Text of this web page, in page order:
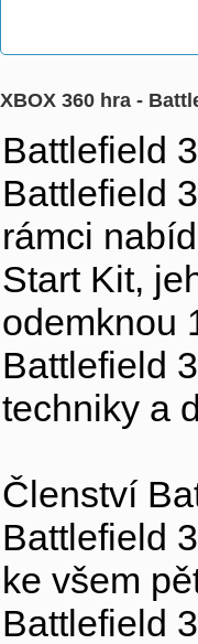
XBOX 360 hra -
Battlefield
Battlefield
rámci
Start Kit,
odemknou
Battlefield
techniky a
Členství
Battlefield
ke všem
Battlefield